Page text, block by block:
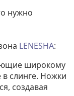
нужно
LENESHA:
широкому
слинге. Ножки
создавая